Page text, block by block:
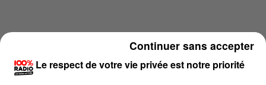
Le respect de votre vie privée est notre priorité
Continuer sans accepter